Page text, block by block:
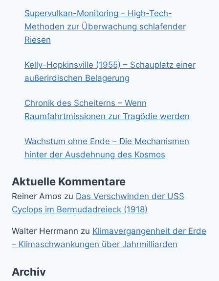
Supervulkan-Monitoring – High-Tech-
Methoden zur Überwachung schlafender
Riesen
Kelly-Hopkinsville (1955) – Schauplatz einer
außerirdischen Belagerung
Chronik des Scheiterns – Wenn
Raumfahrtmissionen zur Tragödie werden
Wachstum ohne Ende – Die Mechanismen
hinter der Ausdehnung des Kosmos
Aktuelle Kommentare
Reiner Amos zu Das Verschwinden der USS
Cyclops im Bermudadreieck (1918)
Walter Herrmann zu Klimavergangenheit der Erde
– Klimaschwankungen über Jahrmilliarden
Archiv